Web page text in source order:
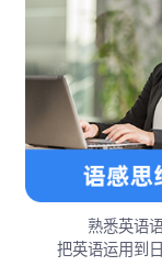
熟悉英语
把英语运用到